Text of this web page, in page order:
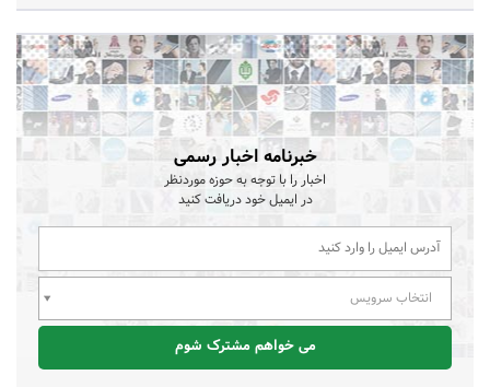
خبرنامه اخبار رسمی
اخبار را با توجه به حوزه موردنظر
در ایمیل خود دریافت کنید
انتخاب سرویس
می خواهم مشترک شوم